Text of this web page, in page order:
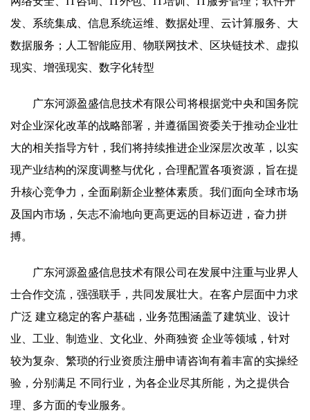
发、系统集成、信息系统运维、数据处理、云计算服务、大
数据服务；人工智能应用、物联网技术、区块链技术、虚拟
现实、增强现实、数字化转型
广东河源盈盛信息技术有限公司将根据党中央和国务院
对企业深化改革的战略部署，并遵循国资委关于推动企业壮
大的相关指导方针，我们将持续推进企业深层次改革，以实
现产业结构的深度调整与优化，合理配置各项资源，旨在提
升核心竞争力，全面刷新企业整体素质。我们面向全球市场
及国内市场，矢志不渝地向更高更远的目标迈进，奋力拼
搏。
广东河源盈盛信息技术有限公司在发展中注重与业界人
士合作交流，强强联手，共同发展壮大。在客户层面中力求
广泛 建立稳定的客户基础，业务范围涵盖了建筑业、设计
业、工业、制造业、文化业、外商独资 企业等领域，针对
较为复杂、繁琐的行业资质注册申请咨询有着丰富的实操经
验，分别满足 不同行业，为各企业尽其所能，为之提供合
理、多方面的专业服务。